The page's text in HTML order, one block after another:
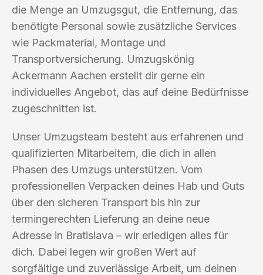
die Menge an Umzugsgut, die Entfernung, das
benötigte Personal sowie zusätzliche Services
wie Packmaterial, Montage und
Transportversicherung. Umzugskönig
Ackermann Aachen erstellt dir gerne ein
individuelles Angebot, das auf deine Bedürfnisse
zugeschnitten ist.
Unser Umzugsteam besteht aus erfahrenen und
qualifizierten Mitarbeitern, die dich in allen
Phasen des Umzugs unterstützen. Vom
professionellen Verpacken deines Hab und Guts
über den sicheren Transport bis hin zur
termingerechten Lieferung an deine neue
Adresse in Bratislava – wir erledigen alles für
dich. Dabei legen wir großen Wert auf
sorgfältige und zuverlässige Arbeit, um deinen